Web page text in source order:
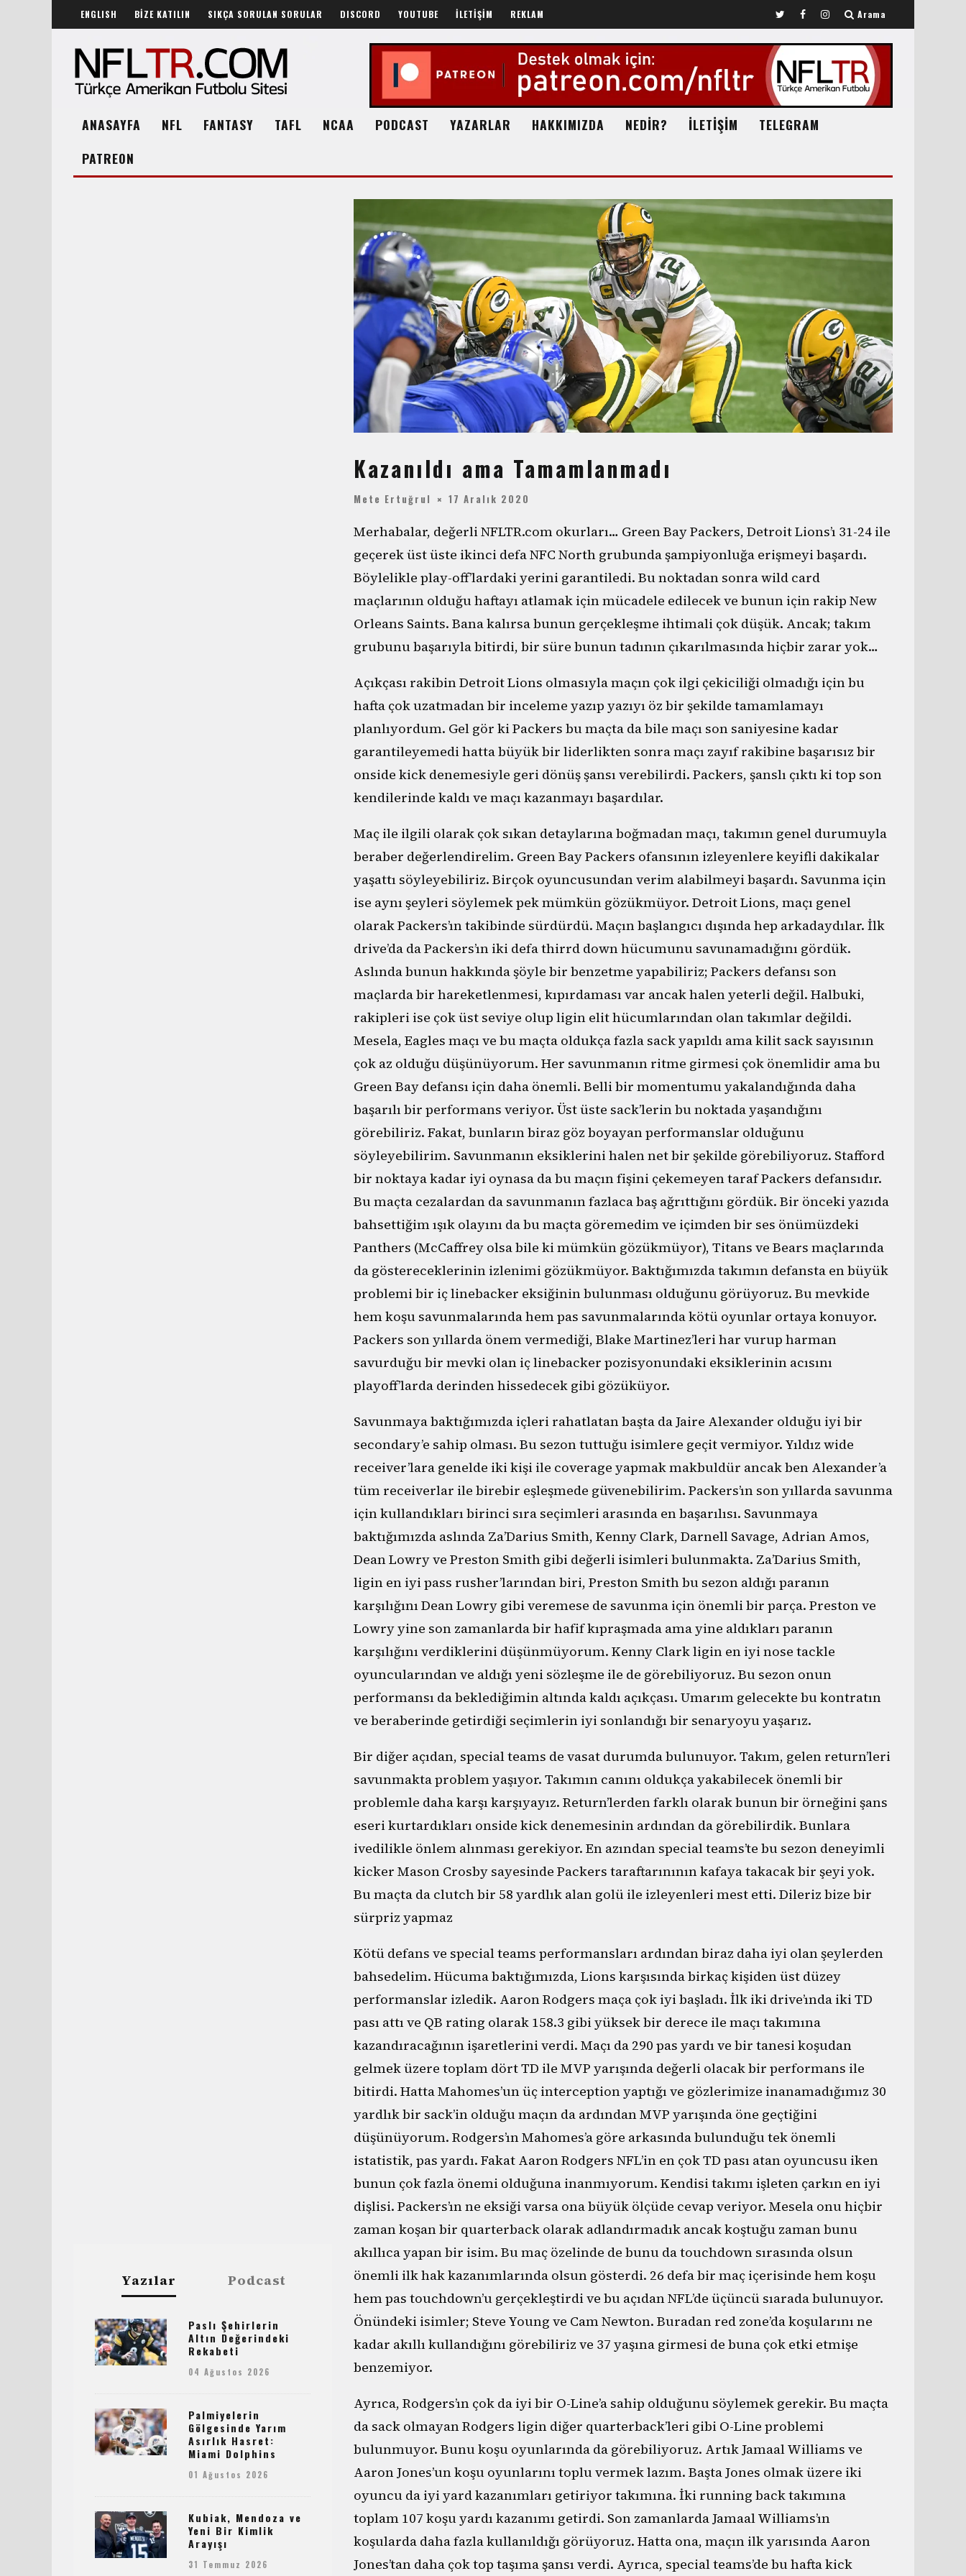
ENGLISH BİZE KATILIN SIKÇA SORULAN SORULAR DISCORD YOUTUBE İLETİŞİM REKLAM Arama
ANASAYFA NFL FANTASY TAFL NCAA PODCAST YAZARLAR HAKKIMIZDA NEDİR? İLETİŞİM
TELEGRAM
PATREON
Kazanıldı ama Tamamlanmadı
Mete Ertuğrul 17 Aralık 2020
Merhabalar, değerli NFLTR.com okurları… Green Bay Packers, Detroit Lions’ı 31-24 ile
geçerek üst üste ikinci defa NFC North grubunda şampiyonluğa erişmeyi başardı.
Böylelikle play-off’lardaki yerini garantiledi. Bu noktadan sonra wild card
maçlarının olduğu haftayı atlamak için mücadele edilecek ve bunun için rakip New
Orleans Saints. Bana kalırsa bunun gerçekleşme ihtimali çok düşük. Ancak; takım
grubunu başarıyla bitirdi, bir süre bunun tadının çıkarılmasında hiçbir zarar yok…
Açıkçası rakibin Detroit Lions olmasıyla maçın çok ilgi çekiciliği olmadığı için bu
hafta çok uzatmadan bir inceleme yazıp yazıyı öz bir şekilde tamamlamayı
planlıyordum. Gel gör ki Packers bu maçta da bile maçı son saniyesine kadar
garantileyemedi hatta büyük bir liderlikten sonra maçı zayıf rakibine başarısız bir
onside kick denemesiyle geri dönüş şansı verebilirdi. Packers, şanslı çıktı ki top son
kendilerinde kaldı ve maçı kazanmayı başardılar.
Maç ile ilgili olarak çok sıkan detaylarına boğmadan maçı, takımın genel durumuyla
beraber değerlendirelim. Green Bay Packers ofansının izleyenlere keyifli dakikalar
yaşattı söyleyebiliriz. Birçok oyuncusundan verim alabilmeyi başardı. Savunma için
ise aynı şeyleri söylemek pek mümkün gözükmüyor. Detroit Lions, maçı genel
olarak Packers’ın takibinde sürdürdü. Maçın başlangıcı dışında hep arkadaydılar. İlk
drive’da da Packers’ın iki defa thirrd down hücumunu savunamadığını gördük.
Aslında bunun hakkında şöyle bir benzetme yapabiliriz; Packers defansı son
maçlarda bir hareketlenmesi, kıpırdaması var ancak halen yeterli değil. Halbuki,
rakipleri ise çok üst seviye olup ligin elit hücumlarından olan takımlar değildi.
Mesela, Eagles maçı ve bu maçta oldukça fazla sack yapıldı ama kilit sack sayısının
çok az olduğu düşünüyorum. Her savunmanın ritme girmesi çok önemlidir ama bu
Green Bay defansı için daha önemli. Belli bir momentumu yakalandığında daha
başarılı bir performans veriyor. Üst üste sack’lerin bu noktada yaşandığını
görebiliriz. Fakat, bunların biraz göz boyayan performanslar olduğunu
söyleyebilirim. Savunmanın eksiklerini halen net bir şekilde görebiliyoruz. Stafford
bir noktaya kadar iyi oynasa da bu maçın fişini çekemeyen taraf Packers defansıdır.
Bu maçta cezalardan da savunmanın fazlaca baş ağrıttığını gördük. Bir önceki yazıda
bahsettiğim ışık olayını da bu maçta göremedim ve içimden bir ses önümüzdeki
Panthers (McCaffrey olsa bile ki mümkün gözükmüyor), Titans ve Bears maçlarında
da göstereceklerinin izlenimi gözükmüyor. Baktığımızda takımın defansta en büyük
problemi bir iç linebacker eksiğinin bulunması olduğunu görüyoruz. Bu mevkide
hem koşu savunmalarında hem pas savunmalarında kötü oyunlar ortaya konuyor.
Packers son yıllarda önem vermediği, Blake Martinez’leri har vurup harman
savurduğu bir mevki olan iç linebacker pozisyonundaki eksiklerinin acısını
playoff’larda derinden hissedecek gibi gözüküyor.
Savunmaya baktığımızda içleri rahatlatan başta da Jaire Alexander olduğu iyi bir
secondary’e sahip olması. Bu sezon tuttuğu isimlere geçit vermiyor. Yıldız wide
receiver’lara genelde iki kişi ile coverage yapmak makbuldür ancak ben Alexander’a
tüm receiverlar ile birebir eşleşmede güvenebilirim. Packers’ın son yıllarda savunma
için kullandıkları birinci sıra seçimleri arasında en başarılısı. Savunmaya
baktığımızda aslında Za’Darius Smith, Kenny Clark, Darnell Savage, Adrian Amos,
Dean Lowry ve Preston Smith gibi değerli isimleri bulunmakta. Za’Darius Smith,
ligin en iyi pass rusher’larından biri, Preston Smith bu sezon aldığı paranın
karşılığını Dean Lowry gibi veremese de savunma için önemli bir parça. Preston ve
Lowry yine son zamanlarda bir hafif kıpraşmada ama yine aldıkları paranın
karşılığını verdiklerini düşünmüyorum. Kenny Clark ligin en iyi nose tackle
oyuncularından ve aldığı yeni sözleşme ile de görebiliyoruz. Bu sezon onun
performansı da beklediğimin altında kaldı açıkçası. Umarım gelecekte bu kontratın
ve beraberinde getirdiği seçimlerin iyi sonlandığı bir senaryoyu yaşarız.
Bir diğer açıdan, special teams de vasat durumda bulunuyor. Takım, gelen return’leri
savunmakta problem yaşıyor. Takımın canını oldukça yakabilecek önemli bir
problemle daha karşı karşıyayız. Return’lerden farklı olarak bunun bir örneğini şans
eseri kurtardıkları onside kick denemesinin ardından da görebilirdik. Bunlara
ivedilikle önlem alınması gerekiyor. En azından special teams’te bu sezon deneyimli
kicker Mason Crosby sayesinde Packers taraftarınının kafaya takacak bir şeyi yok.
Bu maçta da clutch bir 58 yardlık alan golü ile izleyenleri mest etti. Dileriz bize bir
sürpriz yapmaz
Kötü defans ve special teams performansları ardından biraz daha iyi olan şeylerden
bahsedelim. Hücuma baktığımızda, Lions karşısında birkaç kişiden üst düzey
performanslar izledik. Aaron Rodgers maça çok iyi başladı. İlk iki drive’ında iki TD
pası attı ve QB rating olarak 158.3 gibi yüksek bir derece ile maçı takımına
kazandıracağının işaretlerini verdi. Maçı da 290 pas yardı ve bir tanesi koşudan
gelmek üzere toplam dört TD ile MVP yarışında değerli olacak bir performans ile
bitirdi. Hatta Mahomes’un üç interception yaptığı ve gözlerimize inanamadığımız 30
yardlık bir sack’in olduğu maçın da ardından MVP yarışında öne geçtiğini
düşünüyorum. Rodgers’ın Mahomes’a göre arkasında bulunduğu tek önemli
istatistik, pas yardı. Fakat Aaron Rodgers NFL’in en çok TD pası atan oyuncusu iken
bunun çok fazla önemi olduğuna inanmıyorum. Kendisi takımı işleten çarkın en iyi
dişlisi. Packers’ın ne eksiği varsa ona büyük ölçüde cevap veriyor. Mesela onu hiçbir
zaman koşan bir quarterback olarak adlandırmadık ancak koştuğu zaman bunu
akıllıca yapan bir isim. Bu maç özelinde de bunu da touchdown sırasında olsun
önemli ilk hak kazanımlarında olsun gösterdi. 26 defa bir maç içerisinde hem koşu
hem pas touchdown’u gerçekleştirdi ve bu açıdan NFL’de üçüncü sıarada bulunuyor.
Önündeki isimler; Steve Young ve Cam Newton. Buradan red zone’da koşularını ne
kadar akıllı kullandığını görebiliriz ve 37 yaşına girmesi de buna çok etki etmişe
benzemiyor.
Ayrıca, Rodgers’ın çok da iyi bir O-Line’a sahip olduğunu söylemek gerekir. Bu maçta
da sack olmayan Rodgers ligin diğer quarterback’leri gibi O-Line problemi
bulunmuyor. Bunu koşu oyunlarında da görebiliyoruz. Artık Jamaal Williams ve
Aaron Jones’un koşu oyunlarını toplu vermek lazım. Başta Jones olmak üzere iki
oyuncu da iyi yard kazanımları getiriyor takımına. İki running back takımına
toplam 107 koşu yardı kazanımı getirdi. Son zamanlarda Jamaal Williams’ın
koşularda daha fazla kullanıldığı görüyoruz. Hatta ona, maçın ilk yarısında Aaron
Jones’tan daha çok top taşıma şansı verdi. Ayrıca, special teams’de bu hafta kick
Yazılar Podcast
Paslı Şehirlerin
Altın Değerindeki
Rekabeti
04 Ağustos 2026
Palmiyelerin
Gölgesinde Yarım
Asırlık Hasret:
Miami Dolphins
01 Ağustos 2026
Kubiak, Mendoza ve
Yeni Bir Kimlik
Arayışı
31 Temmuz 2026